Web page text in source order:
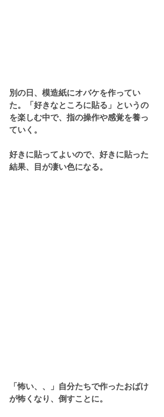
別の日、模造紙にオバケを作ってい
た。「好きなところに貼る」というの
を楽しむ中で、指の操作や感覚を養っ
ていく。
好きに貼ってよいので、好きに貼った
結果、目が凄い色になる。
「怖い、、」自分たちで作ったおばけ
が怖くなり、倒すことに。